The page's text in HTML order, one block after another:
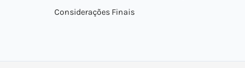
Considerações Finais